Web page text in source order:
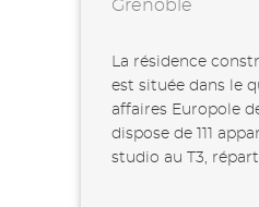
Grenoble
La résidence
est située dans le
affaires Europole
dispose de 111
studio au T3,